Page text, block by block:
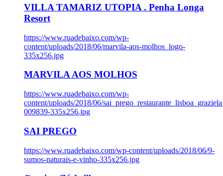
VILLA TAMARIZ UTOPIA . Penha Longa
Resort
https://www.ruadebaixo.com/wp-
content/uploads/2018/06/marvila-aos-molhos_logo-
335x256.jpg
MARVILA AOS MOLHOS
https://www.ruadebaixo.com/wp-
content/uploads/2018/06/
009839-335x256.jpg
SAI PREGO
https://www.ruadebaixo.com/wp-content/uploads/2018/06/9-
sumos-naturais-e-vinho-335x256.jpg